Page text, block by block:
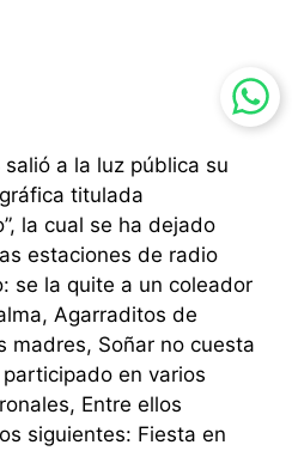
a la luz pública su
titulada
la cual se ha dejado
estaciones de radio
se la quite a un coleador
Agarraditos de
madres, Soñar no cuesta
en varios
Entre ellos
siguientes: Fiesta en